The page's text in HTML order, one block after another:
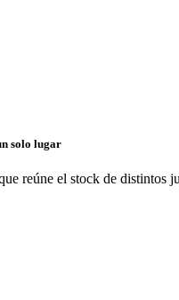
solo lugar
reúne el stock de distintos